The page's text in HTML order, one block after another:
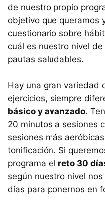
de nuestro propio
objetivo que queramos
cuestionario sobre
cuál es nuestro nivel
pautas saludables.
Hay una gran variedad
ejercicios, siempre
básico y avanzado.
20 minutos a sesiones
sesiones más
tonificación. Si
programa el reto 30
según nuestro nivel
días para ponernos en